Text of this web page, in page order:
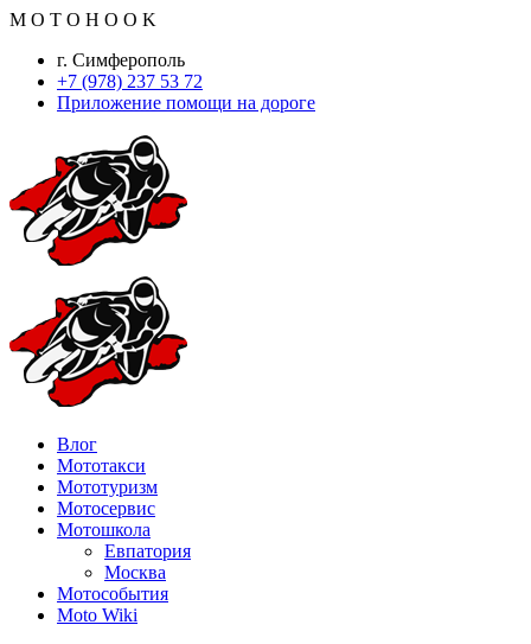
M O T O H O O K
г. Симферополь
+7 (978) 237 53 72
Приложение помощи на дороге
Влог
Мототакси
Мототуризм
Мотосервис
Мотошкола
Евпатория
Москва
Мотособытия
Moto Wiki